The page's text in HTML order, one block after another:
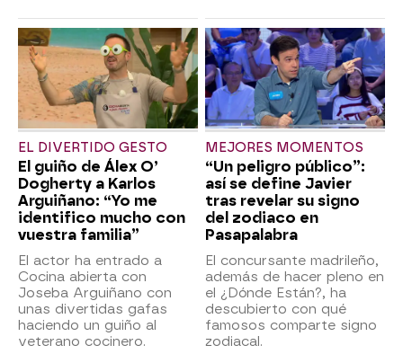
EL DIVERTIDO GESTO
El guiño de Álex O’
Dogherty a Karlos
Arguiñano: “Yo me
identifico mucho con
vuestra familia”
El actor ha entrado a
Cocina abierta con
Joseba Arguiñano con
unas divertidas gafas
haciendo un guiño al
veterano cocinero.
MEJORES MOMENTOS
“Un peligro público”:
así se define Javier
tras revelar su signo
del zodiaco en
Pasapalabra
El concursante madrileño,
además de hacer pleno en
el ¿Dónde Están?, ha
descubierto con qué
famosos comparte signo
zodiacal.